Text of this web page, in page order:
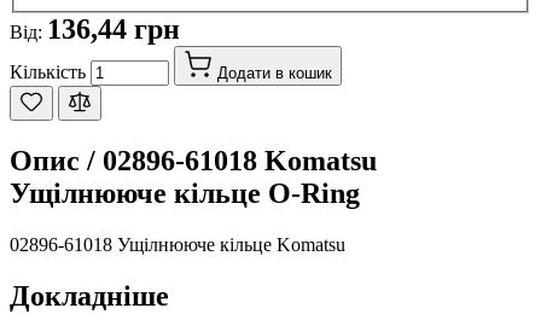
Від: 136,44 грн
Кількість Додати в кошик
Опис / 02896-61018 Komatsu
Ущілнююче кільце O-Ring
02896-61018 Ущілнююче кільце Komatsu
Докладніше